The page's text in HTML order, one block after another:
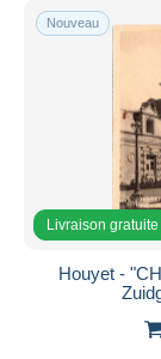
Nouveau
Livraison gratuite
Houyet -